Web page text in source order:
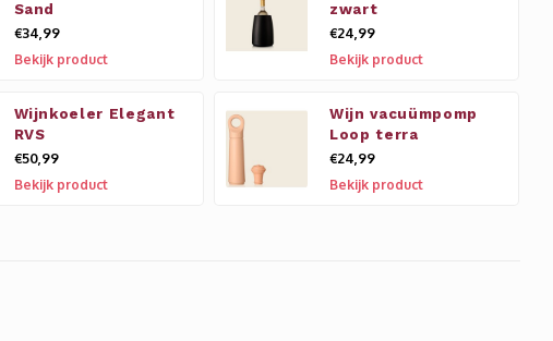
Sand
€34,99
Bekijk product
zwart
€24,99
Bekijk product
Wijnkoeler Elegant
RVS
€50,99
Bekijk product
Wijn vacuümpomp
Loop terra
€24,99
Bekijk product